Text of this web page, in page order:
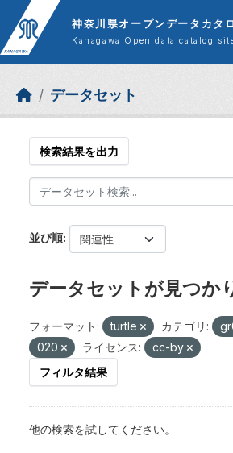
Skip to main content
神奈川県オープンデータカタ
Kanagawa Open data catalog
データセット
検索結果を出力
並び順
データセットが見つか
フォーマット: turtle カテゴリ:
020
ライセンス:
cc-by
フィルタ結果
他の検索を試してください。